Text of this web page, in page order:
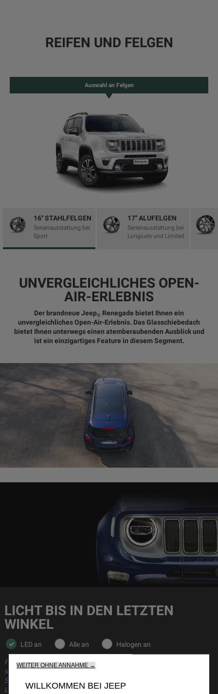
REIFEN UND FELGEN
Auswahl an Felgen
16'' STAHLFELGEN
Serienausstattung bei
Sport
17'' ALUFELGEN
Serienausstattung bei
Longiude und Limited
UNVERGLEICHLICHES OPEN-
AIR-ERLEBNIS
Der brandneue Jeep® Renegade bietet Ihnen ein
unvergleichliches Open-Air-Erlebnis. Das Glasschiebedach
bietet Ihnen unterwegs einen atemberaubenden Ausblick und
ist ein einzigartiges Feature in diesem Segment.
LICHT BIS IN DEN LETZTEN
WINKEL
LED an Alle an Halogen an
Für Limited und Trailhawk ist eine brandneue LED-Beleuchtung
serienmäßig enthalten. Die LED-Beleuchtung verbessert die
Sichtbarkeit (+50 % im Vergleich zu herkömmlichen Halogen-
Leuchten) und damit auch die Sicherheit. Darüber hinaus hilft sie
WEITER OHNE ANNAHME →
WILLKOMMEN BEI JEEP